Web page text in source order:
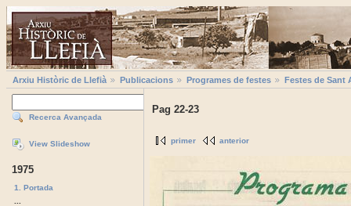
Arxiu Històric de Llefià Publicacions Programes de festes Festes de Sant
Recerca Avançada
View Slideshow
1975
1. Portada
Pag 22-23
primer anterior